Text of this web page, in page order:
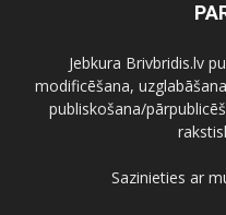
Jebkura Brivbridis.lv
modificēšana,
publiskošana/
Sazinieties ar